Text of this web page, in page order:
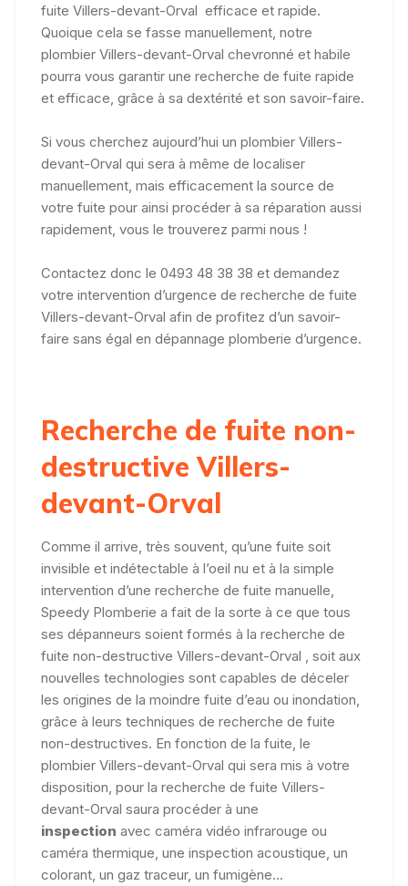
fuite Villers-devant-Orval efficace et rapide.
Quoique cela se fasse manuellement, notre
plombier Villers-devant-Orval chevronné et habile
pourra vous garantir une recherche de fuite rapide
et efficace, grâce à sa dextérité et son savoir-faire.
Si vous cherchez aujourd’hui un plombier Villers-
devant-Orval qui sera à même de localiser
manuellement, mais efficacement la source de
votre fuite pour ainsi procéder à sa réparation aussi
rapidement, vous le trouverez parmi nous !
Contactez donc le 0493 48 38 38 et demandez
votre intervention d’urgence de recherche de fuite
Villers-devant-Orval afin de profitez d’un savoir-
faire sans égal en dépannage plomberie d’urgence.
Recherche de fuite non-
destructive Villers-
devant-Orval
Comme il arrive, très souvent, qu’une fuite soit
invisible et indétectable à l’oeil nu et à la simple
intervention d’une recherche de fuite manuelle,
Speedy Plomberie a fait de la sorte à ce que tous
ses dépanneurs soient formés à la recherche de
fuite non-destructive Villers-devant-Orval , soit aux
nouvelles technologies sont capables de déceler
les origines de la moindre fuite d’eau ou inondation,
grâce à leurs techniques de recherche de fuite
non-destructives. En fonction de la fuite, le
plombier Villers-devant-Orval qui sera mis à votre
disposition, pour la recherche de fuite Villers-
devant-Orval saura procéder à une
inspection avec caméra vidéo infrarouge ou
caméra thermique, une inspection acoustique, un
colorant, un gaz traceur, un fumigène...